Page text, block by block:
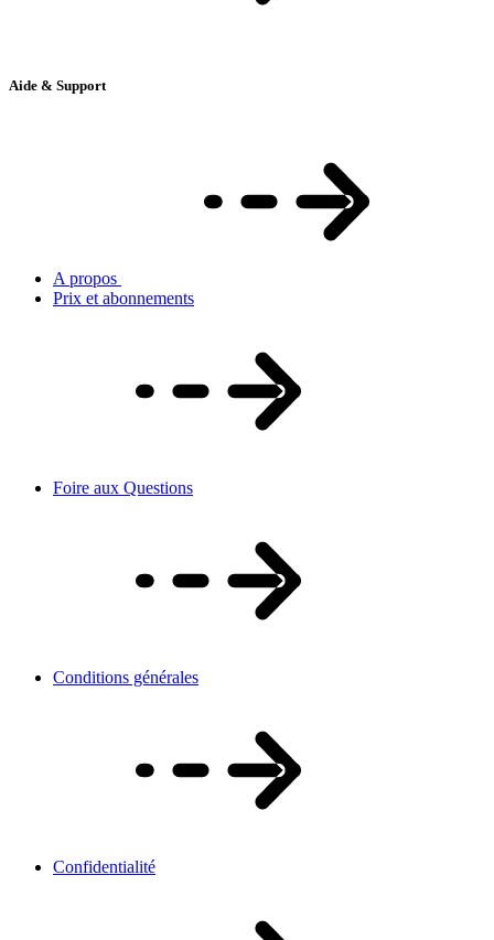
Aide & Support
A propos
Prix et abonnements
Foire aux Questions
Conditions générales
Confidentialité